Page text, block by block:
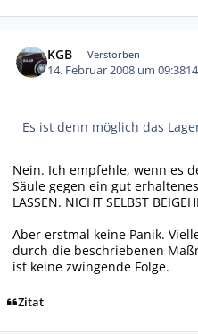
KGB Verstorben
14. Februar 2008 um 09:38
Es ist denn möglich das
Nein. Ich empfehle, wenn es
Säule gegen ein gut
LASSEN. NICHT SELBST
Aber erstmal keine Panik.
durch die beschriebenen
ist keine zwingende Folge.
Zitat